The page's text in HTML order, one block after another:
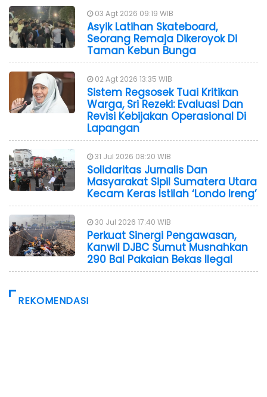
03 Agt 2026 09:19 WIB
Asyik Latihan Skateboard,
Seorang Remaja Dikeroyok Di
Taman Kebun Bunga
02 Agt 2026 13:35 WIB
Sistem Regsosek Tuai Kritikan
Warga, Sri Rezeki: Evaluasi Dan
Revisi Kebijakan Operasional Di
Lapangan
31 Jul 2026 08:20 WIB
Solidaritas Jurnalis Dan
Masyarakat Sipil Sumatera Utara
Kecam Keras Istilah ‘Londo Ireng’
30 Jul 2026 17:40 WIB
Perkuat Sinergi Pengawasan,
Kanwil DJBC Sumut Musnahkan
290 Bal Pakaian Bekas Ilegal
REKOMENDASI